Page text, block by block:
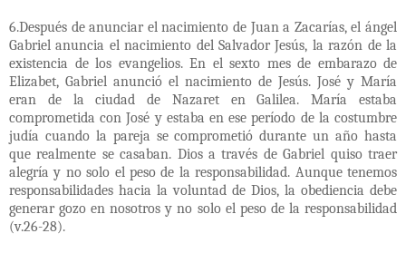
6.Después de anunciar el nacimiento de Juan a Zacarías, el ángel
Gabriel anuncia el nacimiento del Salvador Jesús, la razón de la
existencia de los evangelios. En el sexto mes de embarazo de
Elizabet, Gabriel anunció el nacimiento de Jesús. José y María
eran de la ciudad de Nazaret en Galilea. María estaba
comprometida con José y estaba en ese período de la costumbre
judía cuando la pareja se comprometió durante un año hasta
que realmente se casaban. Dios a través de Gabriel quiso traer
alegría y no solo el peso de la responsabilidad. Aunque tenemos
responsabilidades hacia la voluntad de Dios, la obediencia debe
generar gozo en nosotros y no solo el peso de la responsabilidad
(v.26-28).